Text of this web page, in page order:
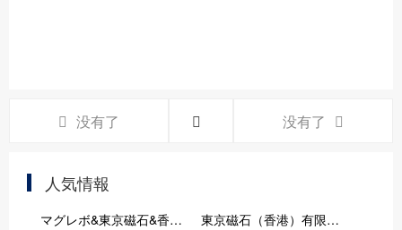
没有了 没有了
人気情報
マグレボ&東京磁石&香磁磁業が2026年第5回ドイツ・アウグスブルク国際コイル、電機、絶縁材料及び電気製品の製造展に出展
東京磁石（香港）有限公司は「智趣未来、親子同伴」三八節City Walk及び女性科学者AI発展トークイベントに参加した